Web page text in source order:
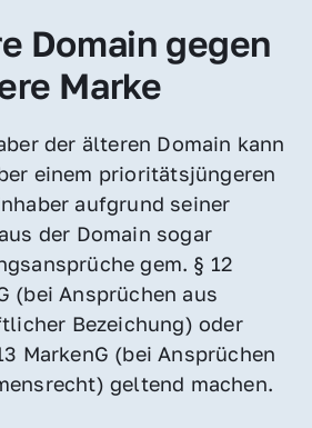
Domain gegen
Marke
der älteren Domain kann
einem prioritätsjüngeren
aufgrund seiner
der Domain sogar
gem. § 12
(bei Ansprüchen aus
Bezeichung) oder
MarkenG (bei Ansprüchen
geltend machen.